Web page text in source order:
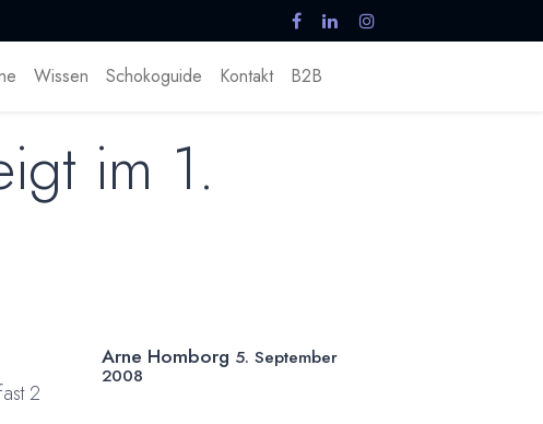
Wissen Schokoguide Kontakt B2B
im 1.
2
Arne Homborg 5. September
2008